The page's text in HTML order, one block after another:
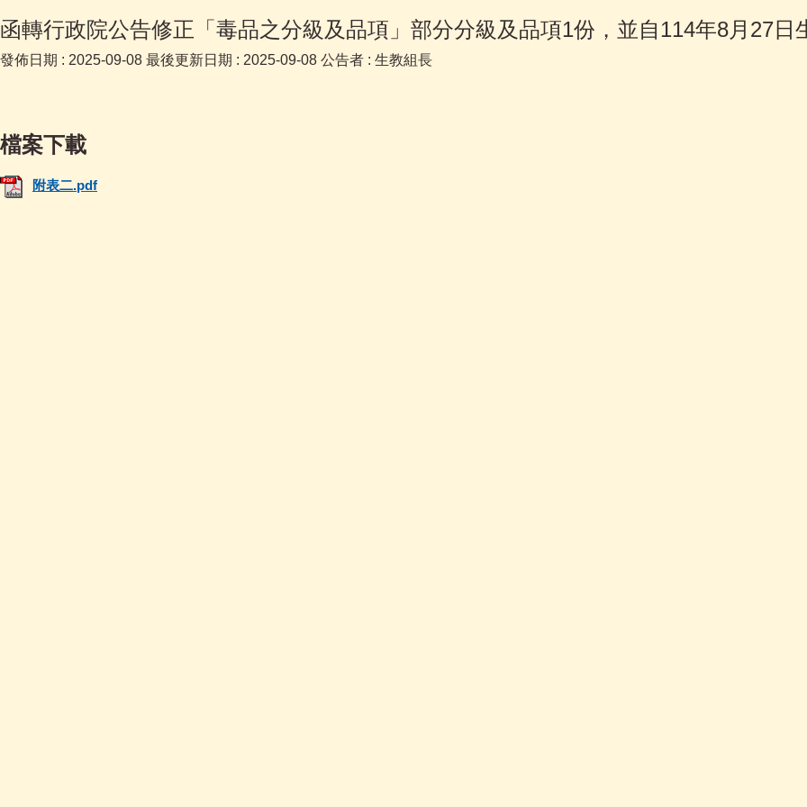
函轉行政院公告修正「毒品之分級及品項」部分分級及品項1份，並自114年8月27日
發佈日期 : 2025-09-08 最後更新日期 : 2025-09-08 公告者 : 生教組長
附表二.pdf